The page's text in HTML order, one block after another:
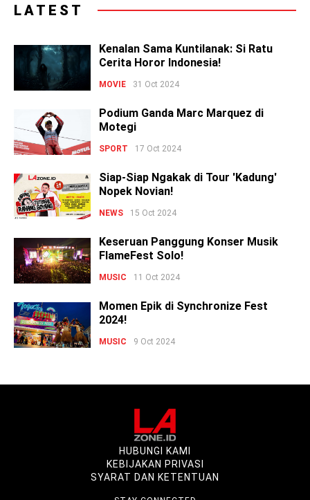
LATEST
Kenalan Sama Kuntilanak: Si Ratu
Cerita Horor Indonesia!
MOVIE 31 Oct 2024
Podium Ganda Marc Marquez di
Motegi
SPORT 17 Oct 2024
Siap-Siap Ngakak di Tour 'Kadung'
Nopek Novian!
NEWS 15 Oct 2024
Keseruan Panggung Konser Musik
FlameFest Solo!
MUSIC 11 Oct 2024
Momen Epik di Synchronize Fest
2024!
MUSIC 9 Oct 2024
HUBUNGI KAMI
KEBIJAKAN PRIVASI
SYARAT DAN KETENTUAN